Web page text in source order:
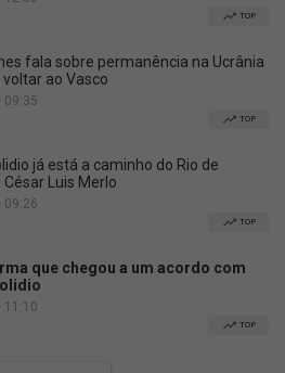
TOP
fala sobre permanência na Ucrânia
ao Vasco
09:35
TOP
já está a caminho do Rio de
Luis Merlo
09:26
TOP
que chegou a um acordo com
11:10
TOP